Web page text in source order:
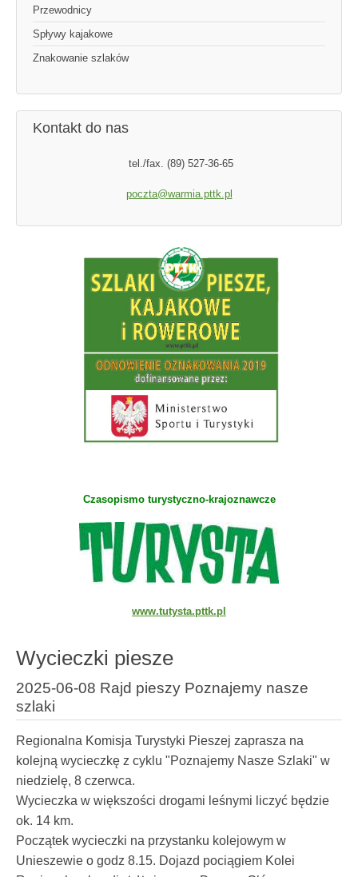
Przewodnicy
Spływy kajakowe
Znakowanie szlaków
Kontakt do nas
tel./fax. (89) 527-36-65
poczta@warmia.pttk.pl
Czasopismo turystyczno-krajoznawcze
www.tutysta.pttk.pl
Wycieczki piesze
2025-06-08 Rajd pieszy Poznajemy nasze
szlaki
Regionalna Komisja Turystyki Pieszej zaprasza na
kolejną wycieczkę z cyklu "Poznajemy Nasze Szlaki" w
niedzielę, 8 czerwca.
Wycieczka w większości drogami leśnymi liczyć będzie
ok. 14 km.
Początek wycieczki na przystanku kolejowym w
Unieszewie o godz 8.15. Dojazd pociągiem Kolei